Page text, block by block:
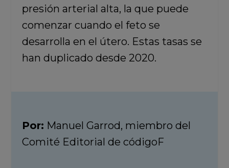
presión arterial alta, la que puede
comenzar cuando el feto se
desarrolla en el útero. Estas tasas se
han duplicado desde 2020.
Por: Manuel Garrod, miembro del
Comité Editorial de códigoF